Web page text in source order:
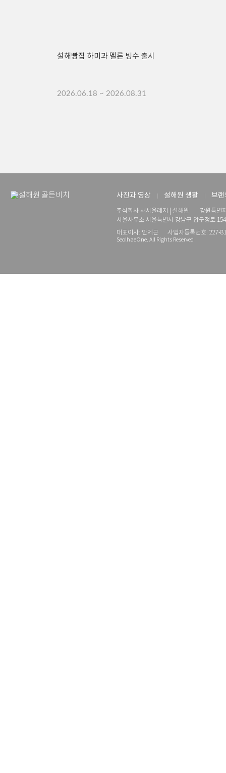
설해빵집 하미과 멜론 빙수 출시
2026.06.18 ~ 2026.08.31
사진과 영상 설해원 생활 브랜
주식회사 새서울레저 | 설해원
강원특별
서울사무소 서울특별시 강남구 압구정로 154
대표이사: 안제근
사업자등록번호: 227-
SeolhaeOne. All Rights Reserved